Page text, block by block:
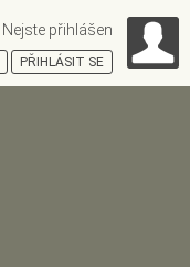
Nejste přihlášen
PŘIHLÁSIT SE